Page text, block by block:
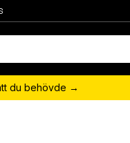
du behövde →